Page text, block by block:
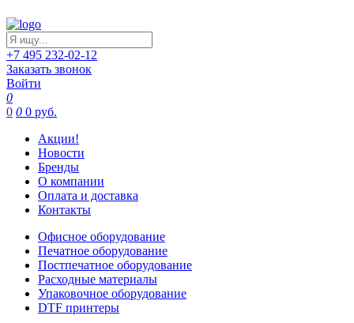
+7 495 232-02-12
Заказать звонок
Войти
0
0 0 0 руб.
Акции!
Новости
Бренды
О компании
Оплата и доставка
Контакты
Офисное оборудование
Печатное оборудование
Постпечатное оборудование
Расходные материалы
Упаковочное оборудование
DTF принтеры